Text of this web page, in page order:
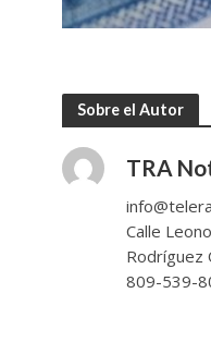
Sobre el Autor
TRA
Calle
Rodríguez
809-539-